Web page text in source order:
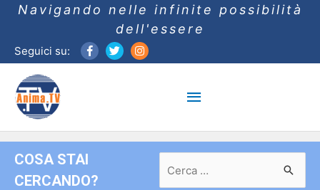
Navigando nelle infinite possibilità
dell'essere
Seguici su:
Menu
principale
COSA STAI
CERCANDO?
per: